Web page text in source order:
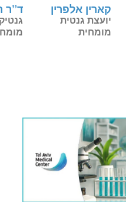
ד”ר קארין אלפרין
יועצת גנטית
מומחית